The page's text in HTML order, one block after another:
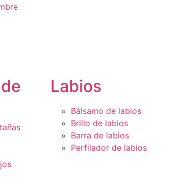
Labios
Bálsamo de labios
Brillo de labios
Barra de labios
Perfilador de labios